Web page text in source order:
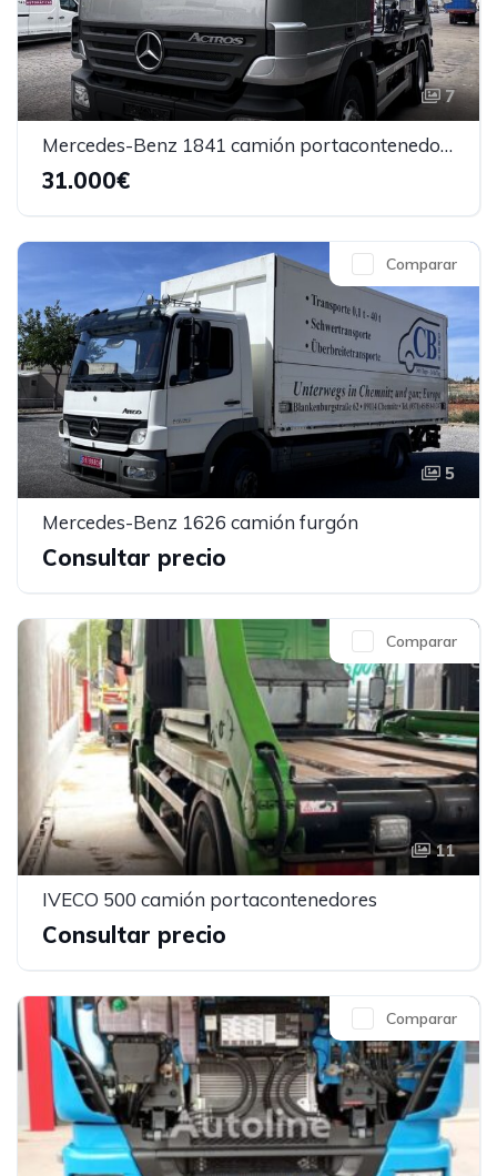
7
Mercedes-Benz 1841 camión portacontenedores
31.000€
5
Comparar
Mercedes-Benz 1626 camión furgón
Consultar precio
11
Comparar
IVECO 500 camión portacontenedores
Consultar precio
Comparar